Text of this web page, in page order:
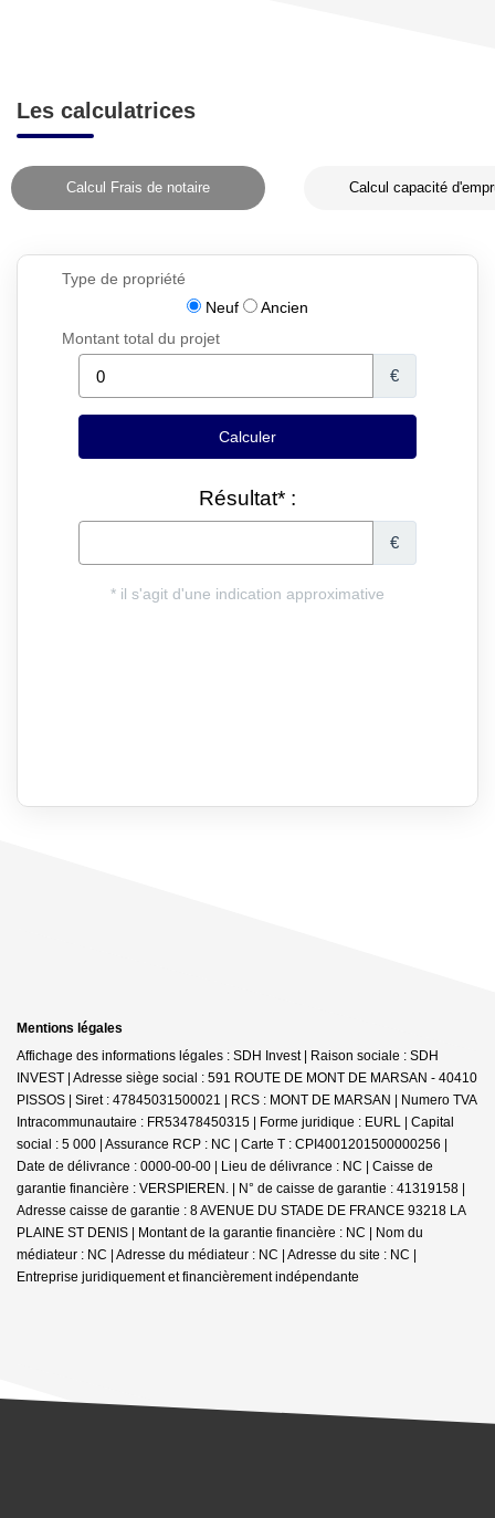
Les calculatrices
Calcul Frais de notaire Calcul capacité
Mentions légales
Affichage des informations légales : SDH Invest | Raison sociale : SDH
INVEST | Adresse siège social : 591 ROUTE DE MONT DE MARSAN - 40410
PISSOS | Siret : 47845031500021 | RCS : MONT DE MARSAN | Numero TVA
Intracommunautaire : FR53478450315 | Forme juridique : EURL | Capital
social : 5 000 | Assurance RCP : NC | Carte T : CPI4001201500000256 |
Date de délivrance : 0000-00-00 | Lieu de délivrance : NC | Caisse de
garantie financière : VERSPIEREN. | N° de caisse de garantie : 41319158 |
Adresse caisse de garantie : 8 AVENUE DU STADE DE FRANCE 93218 LA
PLAINE ST DENIS | Montant de la garantie financière : NC | Nom du
médiateur : NC | Adresse du médiateur : NC | Adresse du site : NC |
Entreprise juridiquement et financièrement indépendante